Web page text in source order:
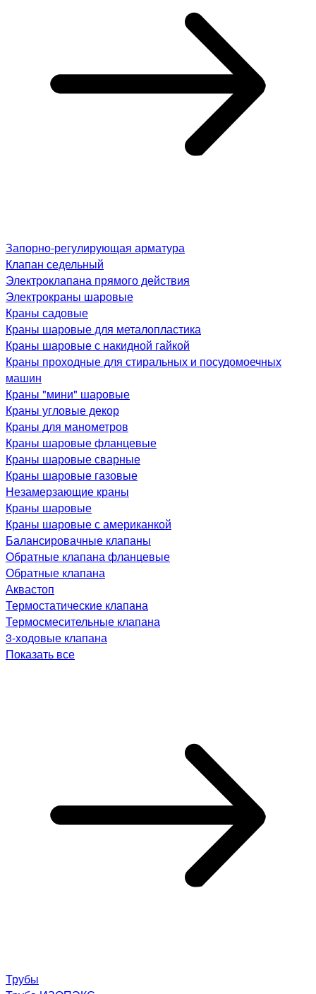
Запорно-регулирующая арматура
Клапан седельный
Электроклапана прямого действия
Электрокраны шаровые
Краны садовые
Краны шаровые для металопластика
Краны шаровые с накидной гайкой
Краны проходные для стиральных и посудомоечных
машин
Краны "мини" шаровые
Краны угловые декор
Краны для манометров
Краны шаровые фланцевые
Краны шаровые сварные
Краны шаровые газовые
Незамерзающие краны
Краны шаровые
Краны шаровые с американкой
Балансировачные клапаны
Обратные клапана фланцевые
Обратные клапана
Аквастоп
Термостатические клапана
Термосмесительные клапана
3-ходовые клапана
Показать все
Трубы